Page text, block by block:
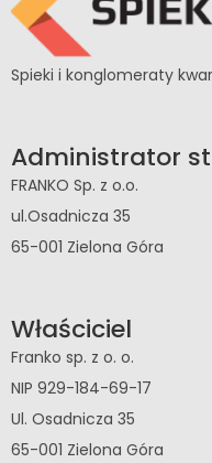
Spieki i konglomeraty
Administrator
FRANKO Sp. z o.o.
ul.Osadnicza 35
65-001 Zielona Góra
Właściciel
Franko sp. z o. o.
NIP 929-184-69-17
Ul. Osadnicza 35
65-001 Zielona Góra